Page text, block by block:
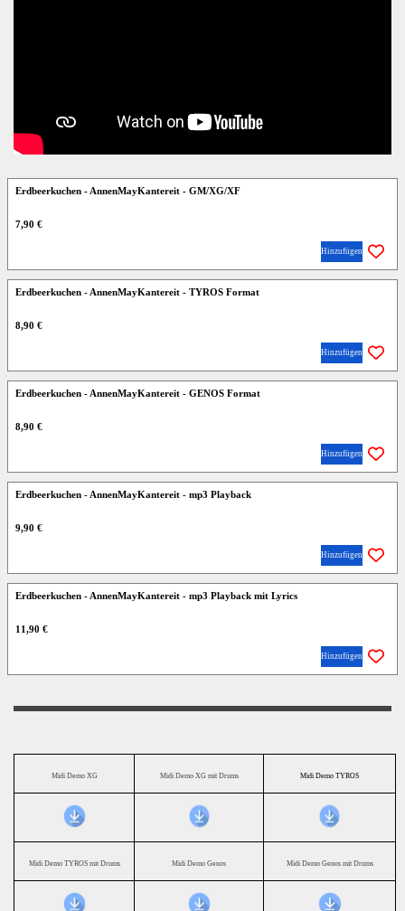
Erdbeerkuchen - AnnenMayKantereit - GM/XG/XF
7,90 €
Hinzufügen
Erdbeerkuchen - AnnenMayKantereit - TYROS Format
8,90 €
Hinzufügen
Erdbeerkuchen - AnnenMayKantereit - GENOS Format
8,90 €
Hinzufügen
Erdbeerkuchen - AnnenMayKantereit - mp3 Playback
9,90 €
Hinzufügen
Erdbeerkuchen - AnnenMayKantereit - mp3 Playback mit Lyrics
11,90 €
Hinzufügen
Midi Demo XG Midi Demo XG mit Drums Midi Demo TYROS
Midi Demo TYROS mit Drums Midi Demo Genos Midi Demo Genos mit Drums